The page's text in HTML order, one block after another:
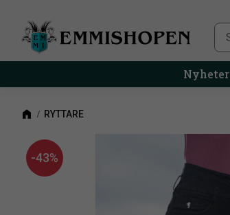
Nyheter
RYTTARE
43%